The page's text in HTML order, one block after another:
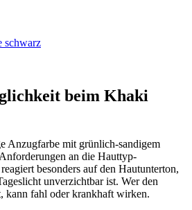
schwarz
beim Khaki
Anzugfarbe mit grünlich-sandigem
an die Hauttyp-
besonders auf den Hautunterton,
unverzichtbar ist. Wer den
kann fahl oder krankhaft wirken.